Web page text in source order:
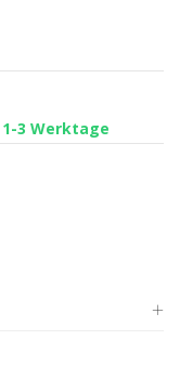
3 Werktage